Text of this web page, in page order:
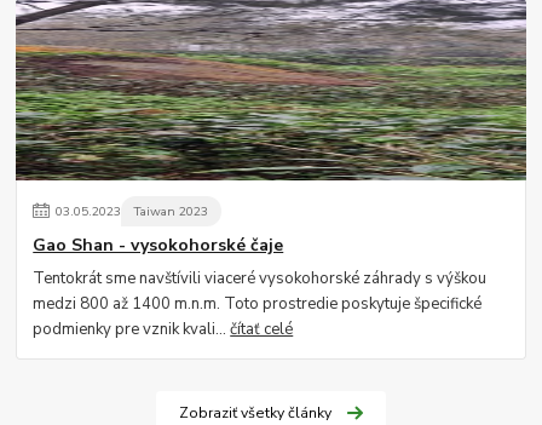
03.05.2023 Taiwan 2023
Gao Shan - vysokohorské čaje
Tentokrát sme navštívili viaceré vysokohorské záhrady s výškou
medzi 800 až 1400 m.n.m. Toto prostredie poskytuje špecifické
podmienky pre vznik kvali...čítať celé
Zobraziť všetky články